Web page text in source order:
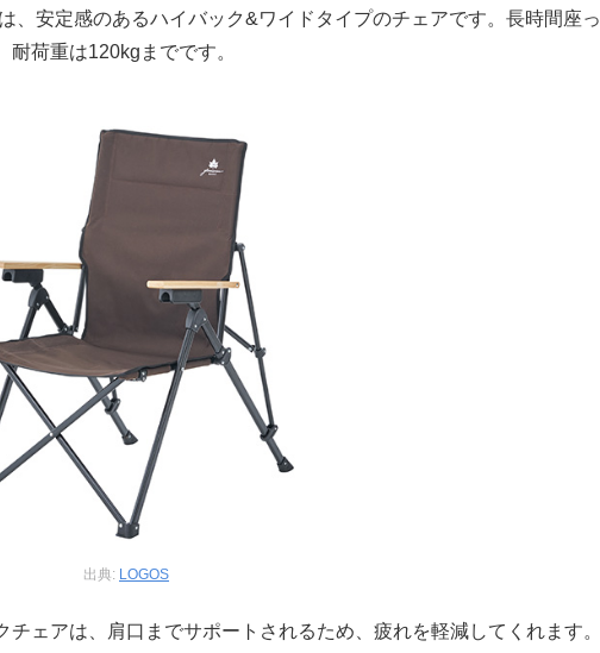
、安定感のあるハイバック&ワイドタイプのチェアです。長時間座っ
荷重は120kgまでです。
出典: LOGOS
ェアは、肩口までサポートされるため、疲れを軽減してくれます。